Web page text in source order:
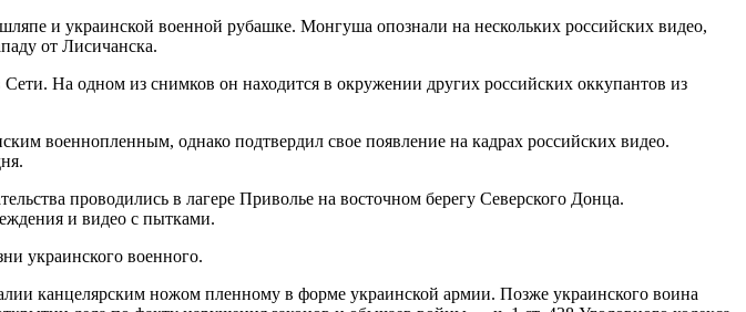
и украинской военной рубашке. Монгуша опознали на нескольких российских видео,
от Лисичанска.
На одном из снимков он находится в окружении других российских оккупантов из
военнопленным, однако подтвердил свое появление на кадрах российских видео.
проводились в лагере Приволье на восточном берегу Северского Донца.
и видео с пытками.
украинского военного.
канцелярским ножом пленному в форме украинской армии. Позже украинского воина